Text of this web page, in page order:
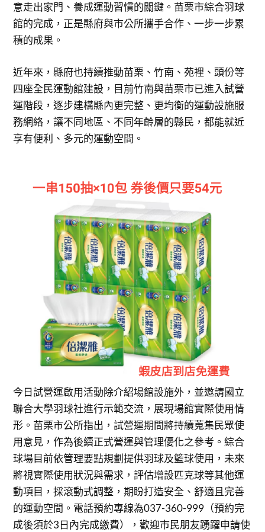
意走出家門、養成運動習慣的關鍵。苗栗市綜合羽球
館的完成，正是縣府與市公所攜手合作、一步一步累
積的成果。
近年來，縣府也持續推動苗栗、竹南、苑裡、頭份等
四座全民運動館建設，目前竹南與苗栗市已進入試營
運階段，逐步建構縣內更完整、更均衡的運動設施服
務網絡，讓不同地區、不同年齡層的縣民，都能就近
享有便利、多元的運動空間。
今日試營運啟用活動除介紹場館設施外，並邀請國立
聯合大學羽球社進行示範交流，展現場館實際使用情
形。苗栗市公所指出，試營運期間將持續蒐集民眾使
用意見，作為後續正式營運與管理優化之參考。綜合
球場目前依管理要點規劃提供羽球及籃球使用，未來
將視實際使用狀況與需求，評估增設匹克球等其他運
動項目，採滾動式調整，期盼打造安全、舒適且完善
的運動空間。電話預約專線為037-360-999（預約完
成後須於3日內完成繳費），歡迎市民朋友踴躍申請使